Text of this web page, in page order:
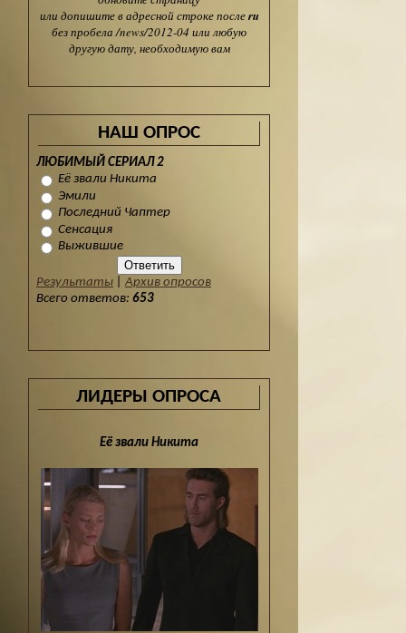
или допишите в адресной строке послеru
без пробела /news/2012-04 или любую
другую дату, необходимую вам
НАШ ОПРОС
ЛЮБИМЫЙ СЕРИАЛ 2
Её звали Никита
Эмили
Последний Чаптер
Сенсация
Выжившие
Результаты
Архив опросов
Всего ответов: 653
ЛИДЕРЫ ОПРОСА
Её звали Никита